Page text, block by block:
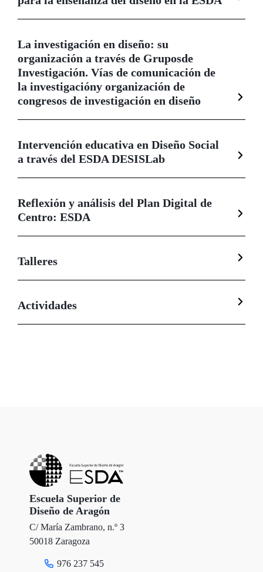
La investigación en diseño: su
organización a través de Gruposde
Investigación. Vías de comunicación de
la investigacióny organización de
congresos de investigación en diseño
Intervención educativa en Diseño Social
a través del ESDA DESISLab
Reflexión y análisis del Plan Digital de
Centro: ESDA
Talleres
Actividades
Escuela Superior de
Diseño de Aragón
C/ María Zambrano, n.º 3
50018 Zaragoza
976 237 545